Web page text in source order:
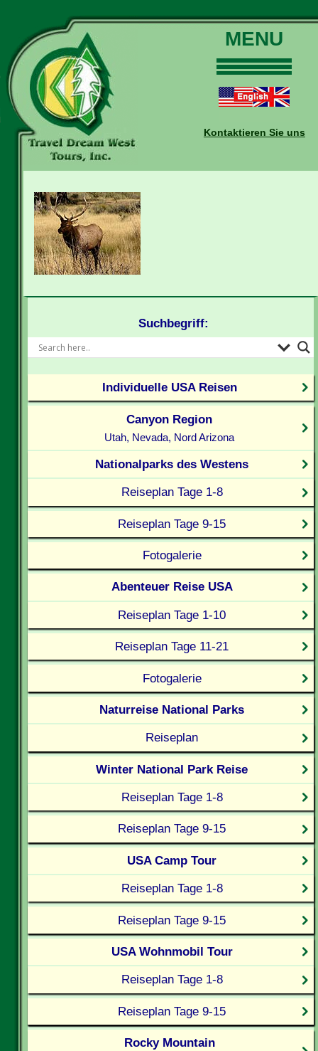
MENU
Touren
Daten und Preise
Buchungen
Kontaktieren Sie uns
Suchbegriff:
Individuelle USA Reisen
Canyon Region
Utah, Nevada, Nord Arizona
Nationalparks des Westens
Reiseplan Tage 1-8
Reiseplan Tage 9-15
Fotogalerie
Abenteuer Reise USA
Reiseplan Tage 1-10
Reiseplan Tage 11-21
Fotogalerie
Naturreise National Parks
Reiseplan
Winter National Park Reise
Reiseplan Tage 1-8
Reiseplan Tage 9-15
USA Camp Tour
Reiseplan Tage 1-8
Reiseplan Tage 9-15
USA Wohnmobil Tour
Reiseplan Tage 1-8
Reiseplan Tage 9-15
Rocky Mountain